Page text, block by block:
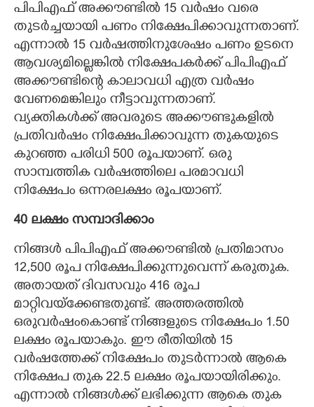
പിപിഎഫ് അക്കൗണ്ടില്‍ 15 വര്‍ഷം വരെ
തുടര്‍ച്ചയായി പണം നിക്ഷേപിക്കാവുന്നതാണ്.
എന്നാൽ 15 വര്‍ഷത്തിനുശേഷം പണം ഉടനെ
ആവശ്യമില്ലെങ്കിൽ നിക്ഷേപകർക്ക് പിപിഎഫ്
അക്കൗണ്ടിന്റെ കാലാവധി എത്ര വര്‍ഷം
വേണമെങ്കിലും നീട്ടാവുന്നതാണ്.
വ്യക്തികള്‍ക്ക് അവരുടെ അക്കൗണ്ടുകളില്‍
പ്രതിവര്‍ഷം നിക്ഷേപിക്കാവുന്ന തുകയുടെ
കുറഞ്ഞ പരിധി 500 രൂപയാണ്. ഒരു
സാമ്പത്തിക വർഷത്തിലെ പരമാവധി
നിക്ഷേപം ഒന്നരലക്ഷം രൂപയാണ്.
40 ലക്ഷം സമ്പാദിക്കാം
നിങ്ങൾ പിപിഎഫ് അക്കൗണ്ടിൽ പ്രതിമാസം
12,500 രൂപ നിക്ഷേപിക്കുന്നുവെന്ന് കരുതുക.
അതായത് ദിവസവും 416 രൂപ
മാറ്റിവയ്ക്കേണ്ടതുണ്ട്. അത്തരത്തിൽ
ഒരുവർഷംകൊണ്ട് നിങ്ങളുടെ നിക്ഷേപം 1.50
ലക്ഷം രൂപയാകും. ഈ രീതിയിൽ 15
വർഷത്തേക്ക് നിക്ഷേപം തുടർന്നാൽ ആകെ
നിക്ഷേപ തുക 22.5 ലക്ഷം രൂപയായിരിക്കും.
എന്നാൽ നിങ്ങൾക്ക് ലഭിക്കുന്ന ആകെ തുക